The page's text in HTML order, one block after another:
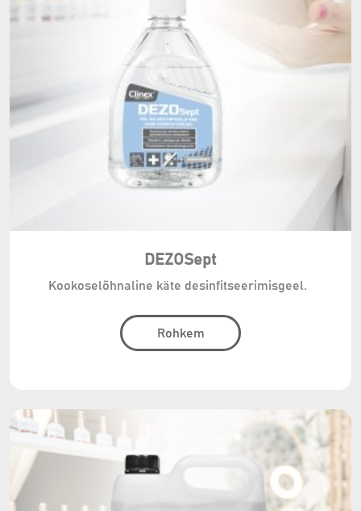
DEZOSept
Kookoselõhnaline käte desinfitseerimisgeel.
Rohkem